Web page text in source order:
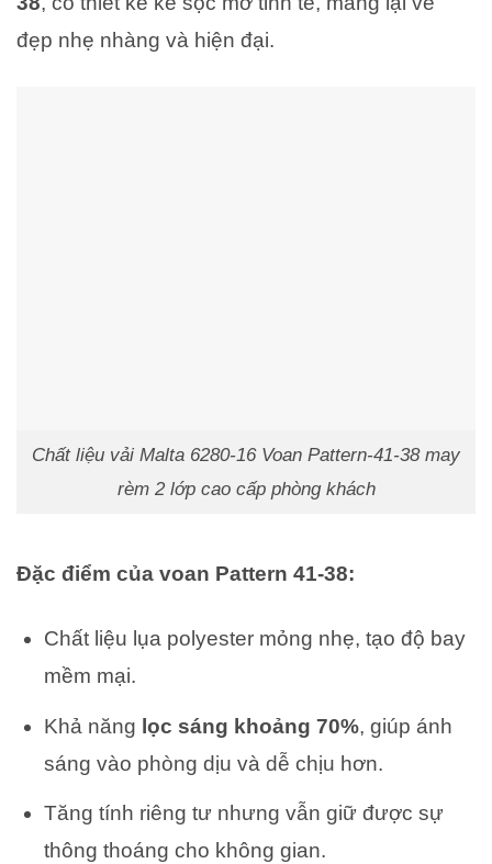
đẹp nhẹ nhàng và hiện đại.
Chất liệu vải Malta 6280-16 Voan Pattern-41-38 may
rèm 2 lớp cao cấp phòng khách
Đặc điểm của voan Pattern 41-38:
Chất liệu lụa polyester mỏng nhẹ, tạo độ bay
mềm mại.
Khả năng lọc sáng khoảng 70%, giúp ánh
sáng vào phòng dịu và dễ chịu hơn.
Tăng tính riêng tư nhưng vẫn giữ được sự
thông thoáng cho không gian.